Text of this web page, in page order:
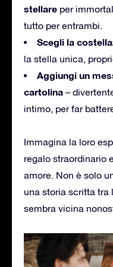
stellare per
tutto per entrambi.
Scegli la
la stella unica,
Aggiungi un
cartolina –
intimo, per far
Immagina la loro
regalo straordinario
amore. Non è solo
una storia scritta tra
sembra vicina